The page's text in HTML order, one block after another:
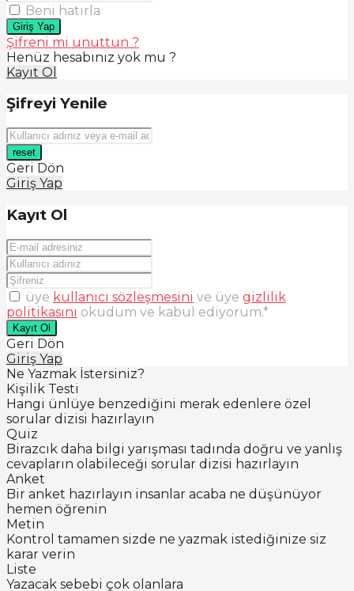
Beni hatırla
Giriş Yap
Şifreni mi unuttun ?
Henüz hesabınız yok mu ?
Kayıt Ol
Şifreyi Yenile
reset
Geri Dön
Giriş Yap
Kayıt Ol
üye kullanıcı sözleşmesini ve üye gizlilik
politikasını okudum ve kabul ediyorum.*
Kayıt Ol
Geri Dön
Giriş Yap
Ne Yazmak İstersiniz?
Kişilik Testi
Hangi ünlüye benzediğini merak edenlere özel
sorular dizisi hazırlayın
Quiz
Birazcık daha bilgi yarışması tadında doğru ve yanlış
cevapların olabileceği sorular dizisi hazırlayın
Anket
Bir anket hazırlayın insanlar acaba ne düşünüyor
hemen öğrenin
Metin
Kontrol tamamen sizde ne yazmak istediğinize siz
karar verin
Liste
Yazacak sebebi çok olanlara